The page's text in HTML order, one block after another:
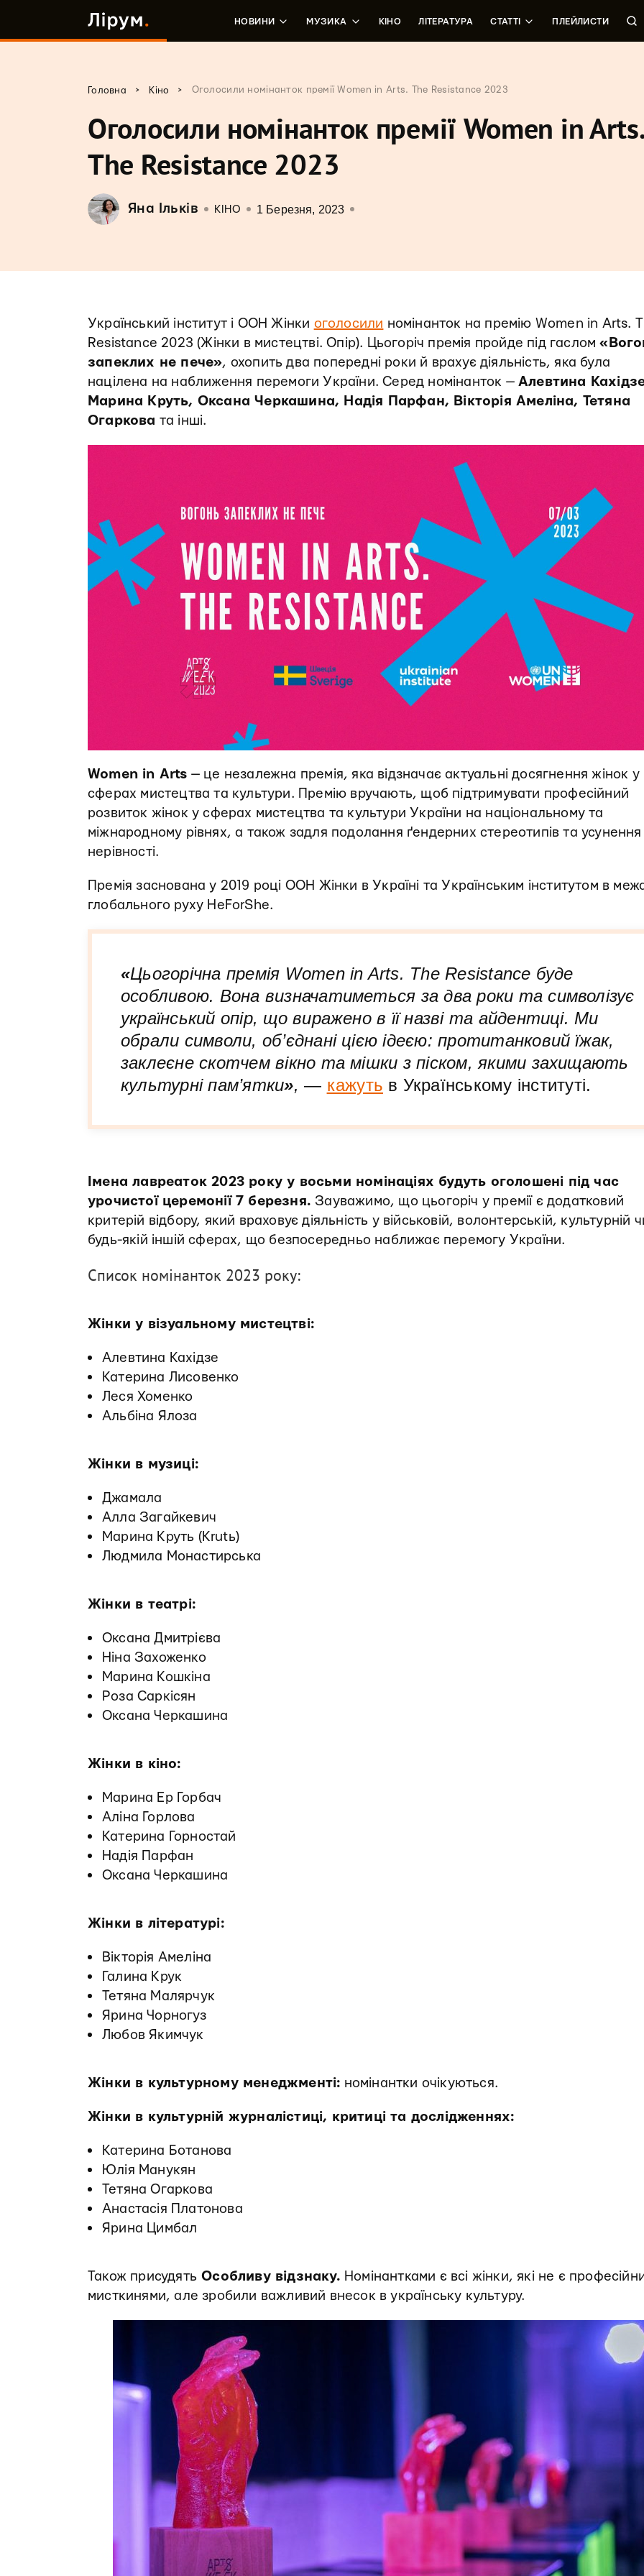
НОВИНИ МУЗИКА КІНО ЛІТЕРАТУРА СТАТТІ ПЛЕЙЛИСТИ
Головна > Кіно > Оголосили номінанток премії Women in Arts. The Resistance 2023
Оголосили номінанток премії Women in Arts.
The Resistance 2023
Яна Ільків КІНО 1 Березня, 2023
Український інститут і ООН Жінки оголосили номінанток на премію Women in Arts.
Resistance 2023 (Жінки в мистецтві. Опір). Цьогоріч премія пройде під гаслом
запеклих не пече», охопить два попередні роки й врахує діяльність, яка була
націлена на наближення перемоги України. Серед номінанток —Алевтина
Марина Круть, Оксана Черкашина, Надія Парфан, Вікторія Амеліна, Тетяна
Огаркова та інші.
Women in Arts — це незалежна премія, яка відзначає актуальні досягнення жінок у
сферах мистецтва та культури. Премію вручають, щоб підтримувати професійний
розвиток жінок у сферах мистецтва та культури України на національному та
міжнародному рівнях, а також задля подолання ґендерних стереотипів та усунення
нерівності.
Премія заснована у 2019 році ООН Жінки в Україні та Українським інститутом в
глобального руху HeForShe.
«Цьогорічна премія Women in Arts. The Resistance буде
особливою. Вона визначатиметься за два роки та символізує
український опір, що виражено в її назві та айдентиці. Ми
обрали символи, об’єднані цією ідеєю: протитанковий їжак,
заклеєне скотчем вікно та мішки з піском, якими захищають
культурні пам’ятки»,— кажуть в Українському інституті.
Імена лавреаток 2023 року у восьми номінаціях будуть оголошені під час
урочистої церемонії 7 березня. Зауважимо, що цьогоріч у премії є додатковий
критерій відбору, який враховує діяльність у військовій, волонтерській, культурній
будь-якій іншій сферах, що безпосередньо наближає перемогу України.
Список номінанток 2023 року:
Жінки у візуальному мистецтві:
Алевтина Кахідзе
Катерина Лисовенко
Леся Хоменко
Альбіна Ялоза
Жінки в музиці:
Джамала
Алла Загайкевич
Марина Круть (Krutь)
Людмила Монастирська
Жінки в театрі:
Оксана Дмитрієва
Ніна Захоженко
Марина Кошкіна
Роза Саркісян
Оксана Черкашина
Жінки в кіно:
Марина Ер Горбач
Аліна Горлова
Катерина Горностай
Надія Парфан
Оксана Черкашина
Жінки в літературі:
Вікторія Амеліна
Галина Крук
Тетяна Малярчук
Ярина Чорногуз
Любов Якимчук
Жінки в культурному менеджменті: номінантки очікуються.
Жінки в культурній журналістиці, критиці та дослідженнях:
Катерина Ботанова
Юлія Манукян
Тетяна Огаркова
Анастасія Платонова
Ярина Цимбал
Також присудять Особливу відзнаку. Номінантками є всі жінки, які не є
мисткинями, але зробили важливий внесок в українську культуру.